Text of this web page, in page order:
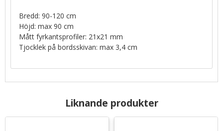
Bredd: 90-120 cm
Höjd: max 90 cm
Mått fyrkantsprofiler: 21x21 mm
Tjocklek på bordsskivan: max 3,4 cm
Liknande produkter